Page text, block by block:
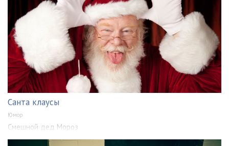
Санта клаусы
Юмор
Смешной дед Мороз